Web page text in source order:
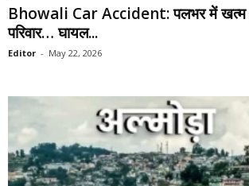
Bhowali Car Accident: पलभर में खत्म
परिवार… घायल...
Editor - May 22, 2026